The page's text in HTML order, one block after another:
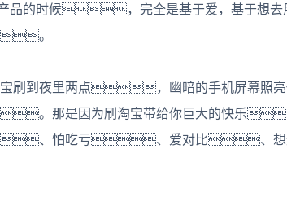
产品的时候，完全是基于爱，基
。
到夜里两点，幽暗的手机屏幕照
。那是因为刷淘宝带给你巨大的快乐
、怕吃亏、爱对比、想